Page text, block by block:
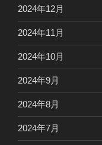
2024年12月
2024年11月
2024年10月
2024年9月
2024年8月
2024年7月